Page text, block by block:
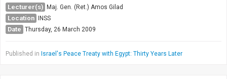
SEARCH
Search
Lecturer(s) Maj. Gen. (Ret.) Amos Gilad
Location INSS
Date Thursday, 26 March 2009
Published in Israel's Peace Treaty with Egypt: Thirty Years Later